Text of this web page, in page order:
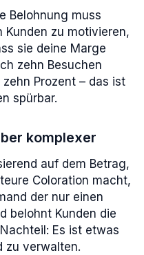
Belohnung muss
zu motivieren,
sie deine Marge
zehn Besuchen
Prozent – das ist
spürbar.
komplexer
auf dem Betrag,
Coloration macht,
der nur einen
belohnt Kunden die
Es ist etwas
zu verwalten.